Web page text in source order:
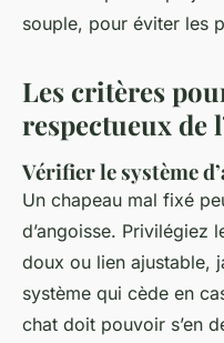
souple, pour éviter les
Les critères
respectueux de
Vérifier le système
Un chapeau mal fixé
d’angoisse. Privilégiez
doux ou lien ajustable,
système qui cède en
chat doit pouvoir s’en